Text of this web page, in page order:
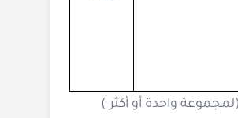
واحدة أو أكثر )